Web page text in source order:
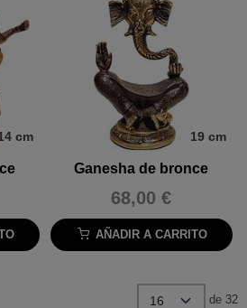
cm 19 cm
Ganesha de bronce
68,00 €
AÑADIR A CARRITO
de 32